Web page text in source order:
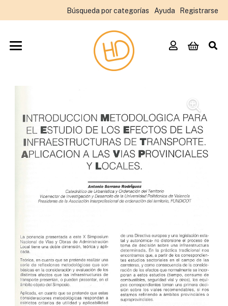
Búsqueda por categorías Ayuda Registrarse